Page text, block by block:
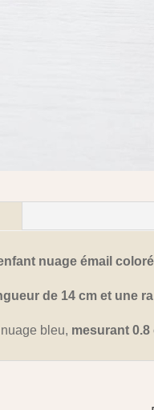
nuage émail
de 14 cm et une
bleu, mesurant 0.8